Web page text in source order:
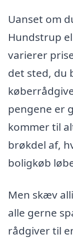
Uanset om
Hundstrup
varierer
det sted, du
pengene er
kommer til
brøkdel af,
boligkøb
Men skæv
alle gerne
rådgiver til